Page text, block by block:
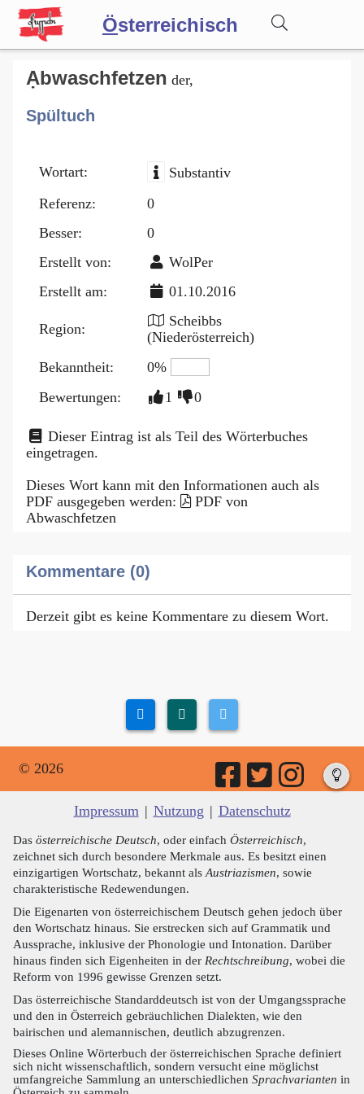
Österreichisch
Wörterbuch
Forum
Blog
Ạbwaschfetzen der,
Spültuch
Wortart:
Substantiv
Referenz:
0
Besser:
0
Erstellt von:
WolPer
Erstellt am:
01.10.2016
Region:
Scheibbs
(Niederösterreich)
Bekanntheit:
0%
Bewertungen:
1 0
Dieser Eintrag ist als Teil des Wörterbuches
eingetragen.
Dieses Wort kann mit den Informationen auch als
PDF ausgegeben werden:
PDF von
Abwaschfetzen
Kommentare (0)
Derzeit gibt es keine Kommentare zu diesem Wort.
© 2026
Impressum | Nutzung | Datenschutz
Das österreichische Deutsch, oder einfach Österreichisch,
zeichnet sich durch besondere Merkmale aus. Es besitzt einen
einzigartigen Wortschatz, bekannt als Austriazismen, sowie
charakteristische Redewendungen.
Die Eigenarten von österreichischem Deutsch gehen jedoch über
den Wortschatz hinaus. Sie erstrecken sich auf Grammatik und
Aussprache, inklusive der Phonologie und Intonation. Darüber
hinaus finden sich Eigenheiten in der Rechtschreibung, wobei die
Reform von 1996 gewisse Grenzen setzt.
Das österreichische Standarddeutsch ist von der Umgangssprache
und den in Österreich gebräuchlichen Dialekten, wie den
bairischen und alemannischen, deutlich abzugrenzen.
Dieses Online Wörterbuch der österreichischen Sprache definiert
sich nicht wissenschaftlich, sondern versucht eine möglichst
umfangreiche Sammlung an unterschiedlichen Sprachvarianten in